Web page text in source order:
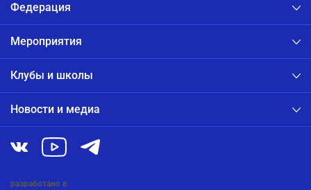
Федерация
Мероприятия
Клубы и школы
Новости и медиа
разработано в